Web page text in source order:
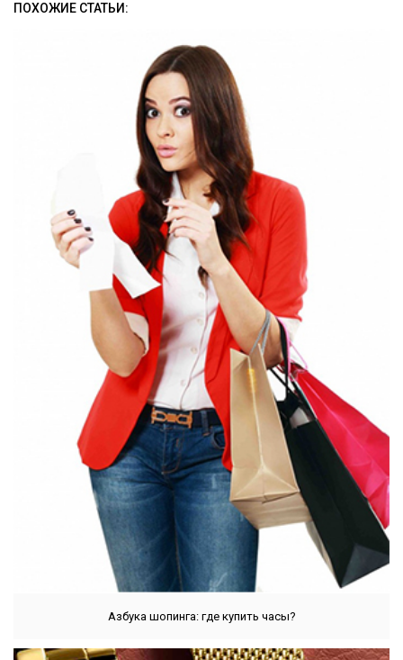
ПОХОЖИЕ СТАТЬИ:
Азбука шопинга: где купить часы?